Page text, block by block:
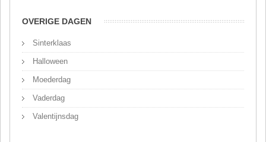
OVERIGE DAGEN
Sinterklaas
Halloween
Moederdag
Vaderdag
Valentijnsdag